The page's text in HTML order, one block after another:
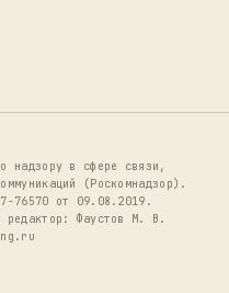
надзору в сфере связи,
(Роскомнадзор).
76570 от 09.08.2019.
редактор: Фаустов М. В.